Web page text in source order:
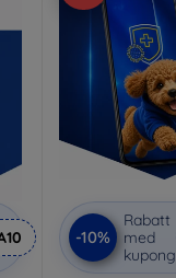
-10%
Rabatt
med
kupong